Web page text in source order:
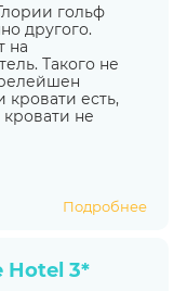
гольф
другого.
на
Такого не
кровати есть,
не
Подробнее
Hotel 3*